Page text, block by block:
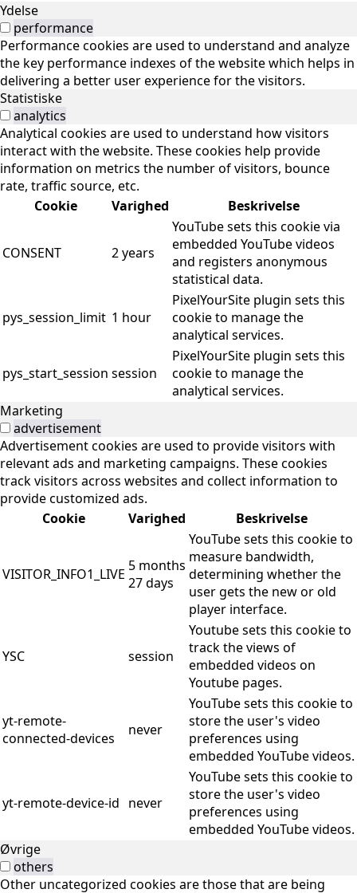
Ydelse
performance
Performance cookies are used to understand and analyze
the key performance indexes of the website which helps in
delivering a better user experience for the visitors.
Statistiske
analytics
Analytical cookies are used to understand how visitors
interact with the website. These cookies help provide
information on metrics the number of visitors, bounce
rate, traffic source, etc.
Cookie
Varighed Beskrivelse
CONSENT 2 years
YouTube sets this cookie via
embedded YouTube videos
and registers anonymous
statistical data.
pys_session_limit 1 hour
PixelYourSite plugin sets this
cookie to manage the
analytical services.
pys_start_session session
PixelYourSite plugin sets this
cookie to manage the
analytical services.
Marketing
advertisement
Advertisement cookies are used to provide visitors with
relevant ads and marketing campaigns. These cookies
track visitors across websites and collect information to
provide customized ads.
Cookie
Varighed Beskrivelse
VISITOR_INFO1_LIVE 5 months
27 days
YouTube sets this cookie to
measure bandwidth,
determining whether the
user gets the new or old
player interface.
YSC session
Youtube sets this cookie to
track the views of
embedded videos on
Youtube pages.
yt-remote-
connected-devices
never
YouTube sets this cookie to
store the user's video
preferences using
embedded YouTube videos.
yt-remote-device-id never
YouTube sets this cookie to
store the user's video
preferences using
embedded YouTube videos.
Øvrige
others
Other uncategorized cookies are those that are being